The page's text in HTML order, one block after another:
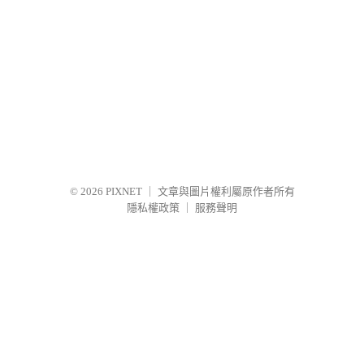
© 2026 PIXNET
文章與圖片權利屬原作者所有
隱私權政策
服務聲明